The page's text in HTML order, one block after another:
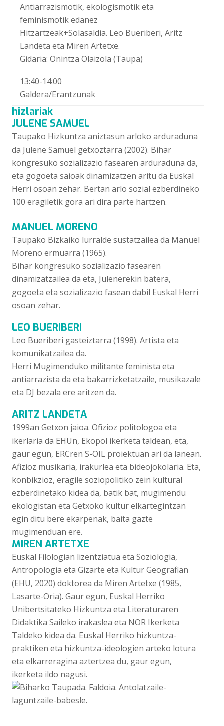
Antiarrazismotik, ekologismotik eta
feminismotik edanez
Hitzartzeak+Solasaldia. Leo Bueriberi, Aritz
Landeta eta Miren Artetxe.
Gidaria: Onintza Olaizola (Taupa)
13:40-14:00
Galdera/Erantzunak
hizlariak
JULENE SAMUEL
Taupako Hizkuntza aniztasun arloko arduraduna
da Julene Samuel getxoztarra (2002). Bihar
kongresuko sozializazio fasearen arduraduna da,
eta gogoeta saioak dinamizatzen aritu da Euskal
Herri osoan zehar. Bertan arlo sozial ezberdineko
100 eragiletik gora ari dira parte hartzen.
MANUEL MORENO
Taupako Bizkaiko lurralde sustatzailea da Manuel
Moreno ermuarra (1965).
Bihar kongresuko sozializazio fasearen
dinamizatzailea da eta, Julenerekin batera,
gogoeta eta sozializazio fasean dabil Euskal Herri
osoan zehar.
LEO BUERIBERI
Leo Bueriberi gasteiztarra (1998). Artista eta
komunikatzailea da.
Herri Mugimenduko militante feminista eta
antiarrazista da eta bakarrizketatzaile, musikazale
eta DJ bezala ere aritzen da.
ARITZ LANDETA
1999an Getxon jaioa. Ofizioz politologoa eta
ikerlaria da EHUn, Ekopol ikerketa taldean, eta,
gaur egun, ERCren S-OIL proiektuan ari da lanean.
Afizioz musikaria, irakurlea eta bideojokolaria. Eta,
konbikzioz, eragile soziopolitiko zein kultural
ezberdinetako kidea da, batik bat, mugimendu
ekologistan eta Getxoko kultur elkartegintzan
egin ditu bere ekarpenak, baita gazte
mugimenduan ere.
MIREN ARTETXE
Euskal Filologian lizentziatua eta Soziologia,
Antropologia eta Gizarte eta Kultur Geografian
(EHU, 2020) doktorea da Miren Artetxe (1985,
Lasarte-Oria). Gaur egun, Euskal Herriko
Unibertsitateko Hizkuntza eta Literaturaren
Didaktika Saileko irakaslea eta NOR Ikerketa
Taldeko kidea da. Euskal Herriko hizkuntza-
praktiken eta hizkuntza-ideologien arteko lotura
eta elkarreragina aztertzea du, gaur egun,
ikerketa ildo nagusi.